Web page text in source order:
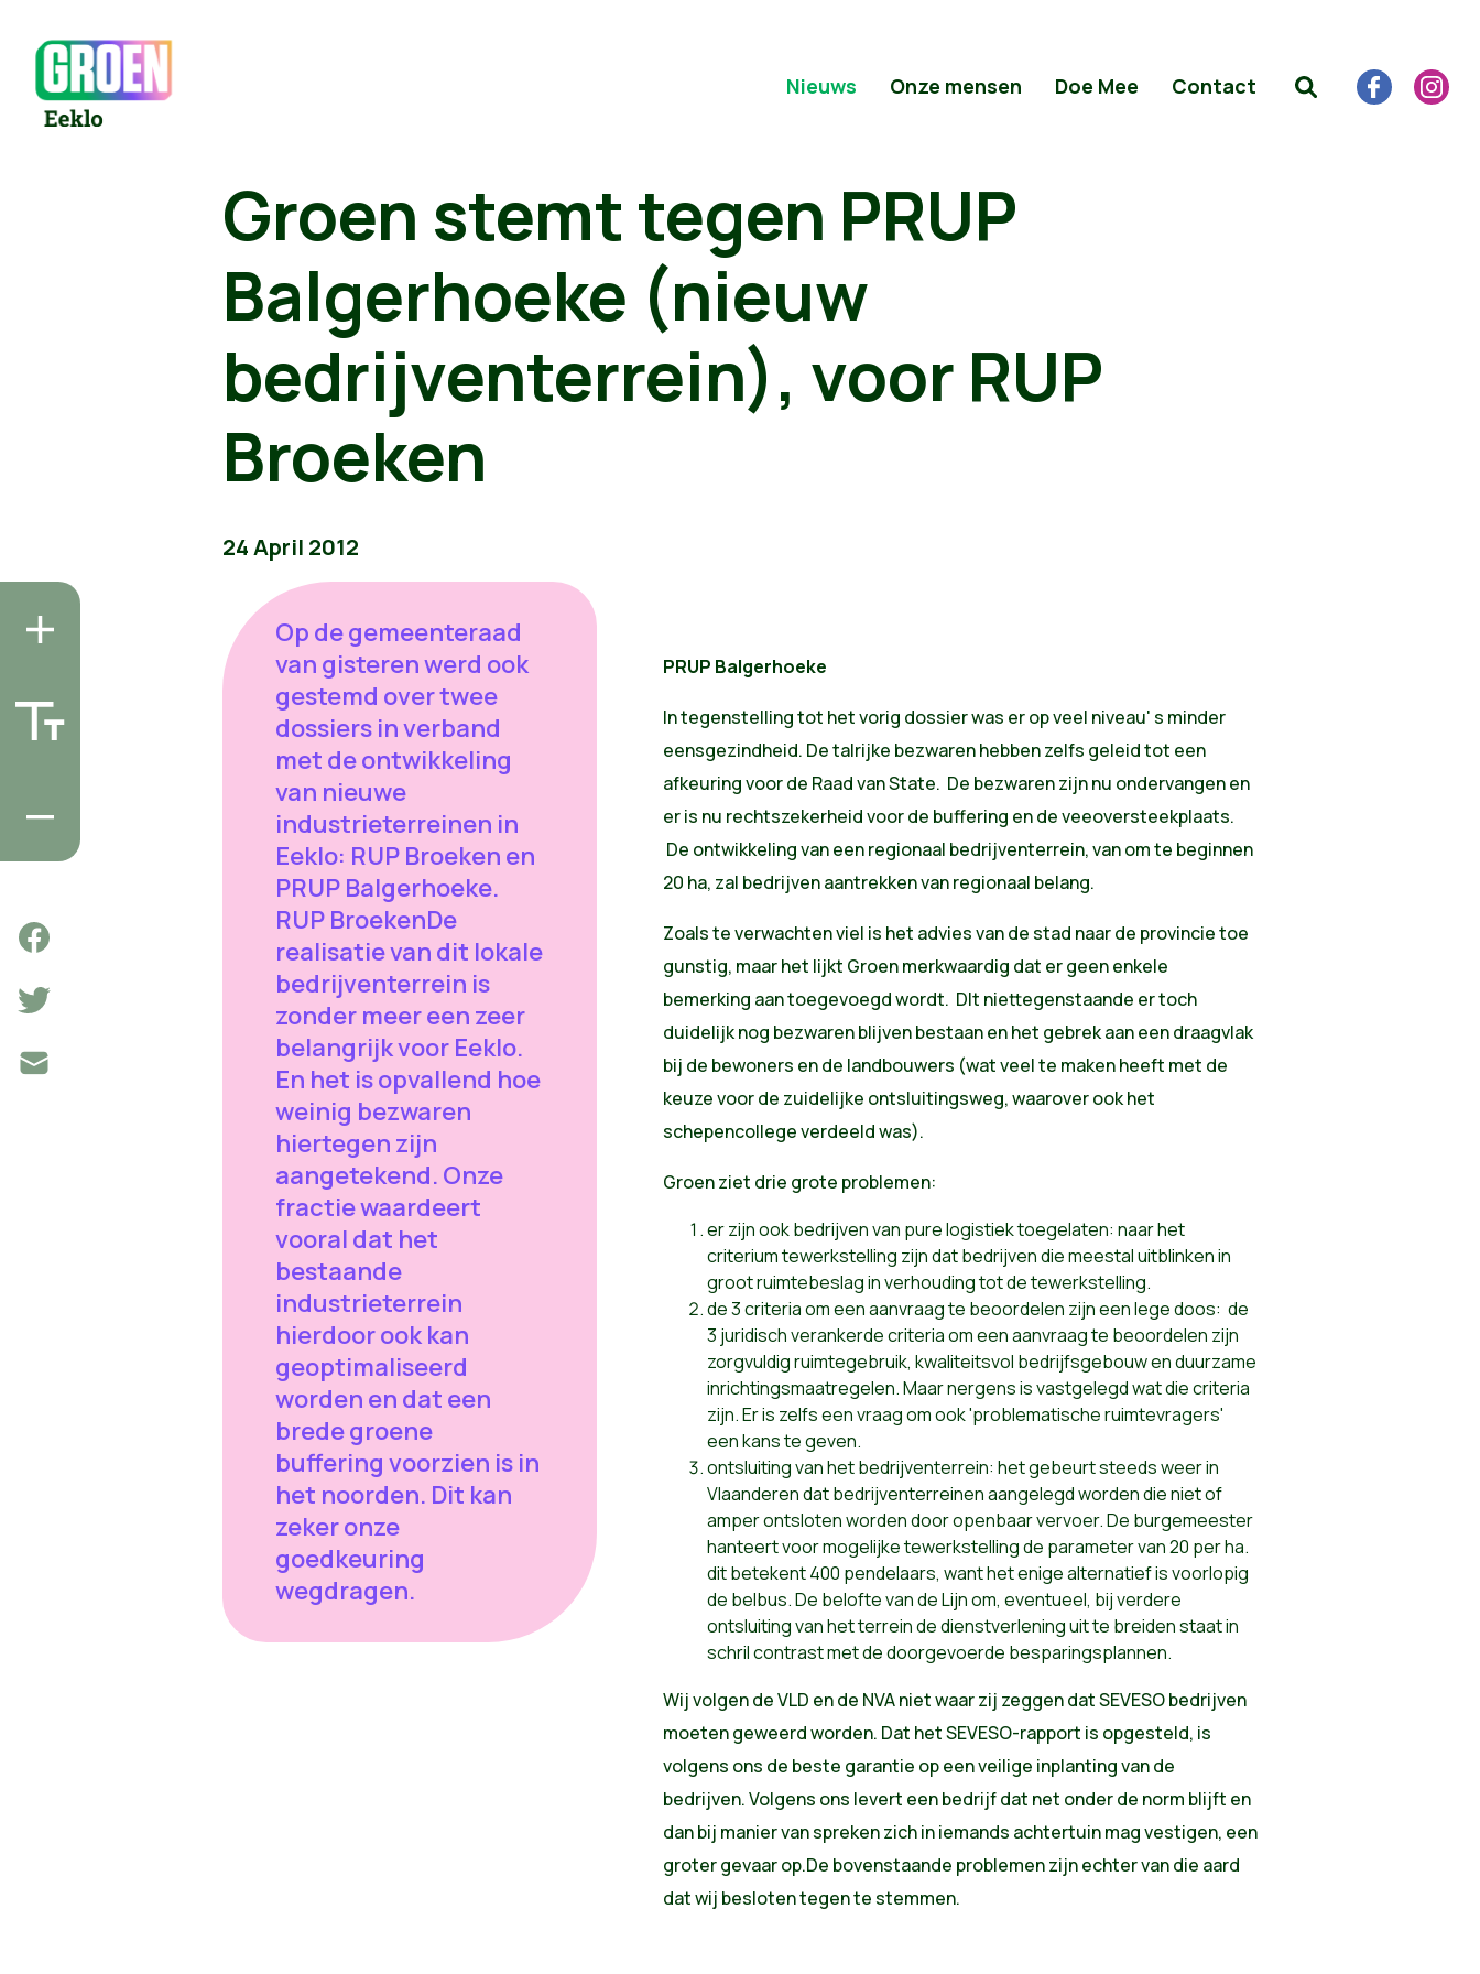
Nieuws Onze mensen Doe Mee Contact
Groen stemt tegen PRUP
Balgerhoeke (nieuw
bedrijventerrein), voor RUP
Broeken
24 April 2012
Op de gemeenteraad
van gisteren werd ook
gestemd over twee
dossiers in verband
met de ontwikkeling
van nieuwe
industrieterreinen in
Eeklo: RUP Broeken en
PRUP Balgerhoeke.
RUP BroekenDe
realisatie van dit lokale
bedrijventerrein is
zonder meer een zeer
belangrijk voor Eeklo.
En het is opvallend hoe
weinig bezwaren
hiertegen zijn
aangetekend. Onze
fractie waardeert
vooral dat het
bestaande
industrieterrein
hierdoor ook kan
geoptimaliseerd
worden en dat een
brede groene
buffering voorzien is in
het noorden. Dit kan
zeker onze
goedkeuring
wegdragen.
PRUP Balgerhoeke
In tegenstelling tot het vorig dossier was er op veel niveau' s minder
eensgezindheid. De talrijke bezwaren hebben zelfs geleid tot een
afkeuring voor de Raad van State. De bezwaren zijn nu ondervangen en
er is nu rechtszekerheid voor de buffering en de veeoversteekplaats.
De ontwikkeling van een regionaal bedrijventerrein, van om te beginnen
20 ha, zal bedrijven aantrekken van regionaal belang.
Zoals te verwachten viel is het advies van de stad naar de provincie toe
gunstig, maar het lijkt Groen merkwaardig dat er geen enkele
bemerking aan toegevoegd wordt. DIt niettegenstaande er toch
duidelijk nog bezwaren blijven bestaan en het gebrek aan een draagvlak
bij de bewoners en de landbouwers (wat veel te maken heeft met de
keuze voor de zuidelijke ontsluitingsweg, waarover ook het
schepencollege verdeeld was).
Groen ziet drie grote problemen:
er zijn ook bedrijven van pure logistiek toegelaten: naar het
criterium tewerkstelling zijn dat bedrijven die meestal uitblinken in
groot ruimtebeslag in verhouding tot de tewerkstelling.
de 3 criteria om een aanvraag te beoordelen zijn een lege doos: de
3 juridisch verankerde criteria om een aanvraag te beoordelen zijn
zorgvuldig ruimtegebruik, kwaliteitsvol bedrijfsgebouw en duurzame
inrichtingsmaatregelen. Maar nergens is vastgelegd wat die criteria
zijn. Er is zelfs een vraag om ook 'problematische ruimtevragers'
een kans te geven.
ontsluiting van het bedrijventerrein: het gebeurt steeds weer in
Vlaanderen dat bedrijventerreinen aangelegd worden die niet of
amper ontsloten worden door openbaar vervoer. De burgemeester
hanteert voor mogelijke tewerkstelling de parameter van 20 per ha.
dit betekent 400 pendelaars, want het enige alternatief is voorlopig
de belbus. De belofte van de Lijn om, eventueel, bij verdere
ontsluiting van het terrein de dienstverlening uit te breiden staat in
schril contrast met de doorgevoerde besparingsplannen.
Wij volgen de VLD en de NVA niet waar zij zeggen dat SEVESO bedrijven
moeten geweerd worden. Dat het SEVESO-rapport is opgesteld, is
volgens ons de beste garantie op een veilige inplanting van de
bedrijven. Volgens ons levert een bedrijf dat net onder de norm blijft en
dan bij manier van spreken zich in iemands achtertuin mag vestigen, een
groter gevaar op.De bovenstaande problemen zijn echter van die aard
dat wij besloten tegen te stemmen.